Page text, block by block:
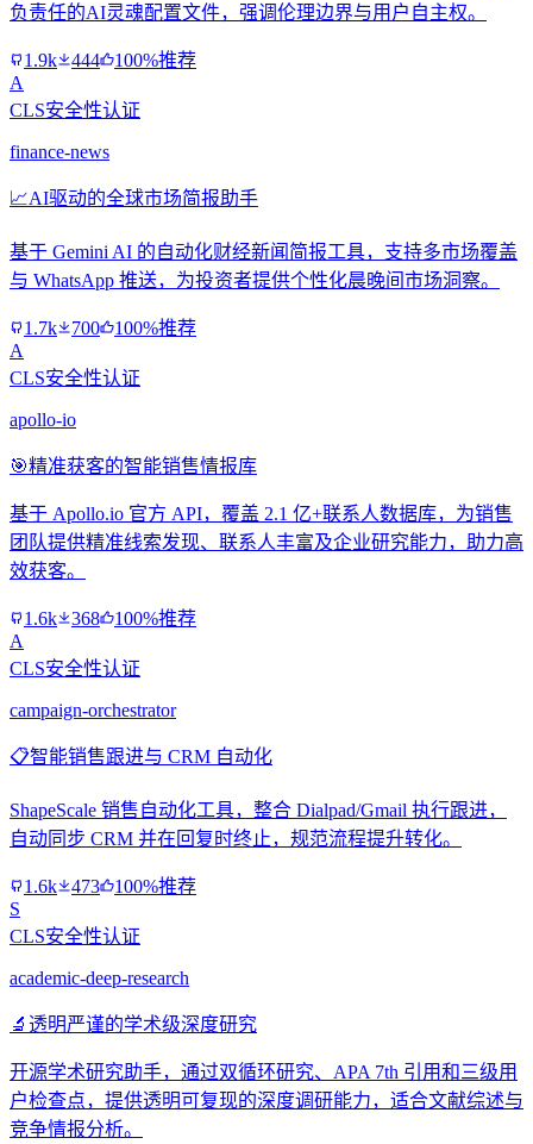
负责任的AI灵魂配置文件，强调伦理边界与用户自主权。
1.9k 444
100%推荐
A
CLS安全性认证
finance-news
📈AI驱动的全球市场简报助手
基于 Gemini AI 的自动化财经新闻简报工具，支持多市场覆盖
与 WhatsApp 推送，为投资者提供个性化晨晚间市场洞察。
1.7k 700
100%推荐
A
CLS安全性认证
apollo-io
🎯精准获客的智能销售情报库
基于 Apollo.io 官方 API，覆盖 2.1 亿+联系人数据库，为销售
团队提供精准线索发现、联系人丰富及企业研究能力，助力高
效获客。
1.6k 368
100%推荐
A
CLS安全性认证
campaign-orchestrator
📋智能销售跟进与 CRM 自动化
ShapeScale 销售自动化工具，整合 Dialpad/Gmail 执行跟进，
自动同步 CRM 并在回复时终止，规范流程提升转化。
1.6k 473
100%推荐
S
CLS安全性认证
academic-deep-research
🔬 透明严谨的学术级深度研究
开源学术研究助手，通过双循环研究、APA 7th 引用和三级用
户检查点，提供透明可复现的深度调研能力，适合文献综述与
竞争情报分析。